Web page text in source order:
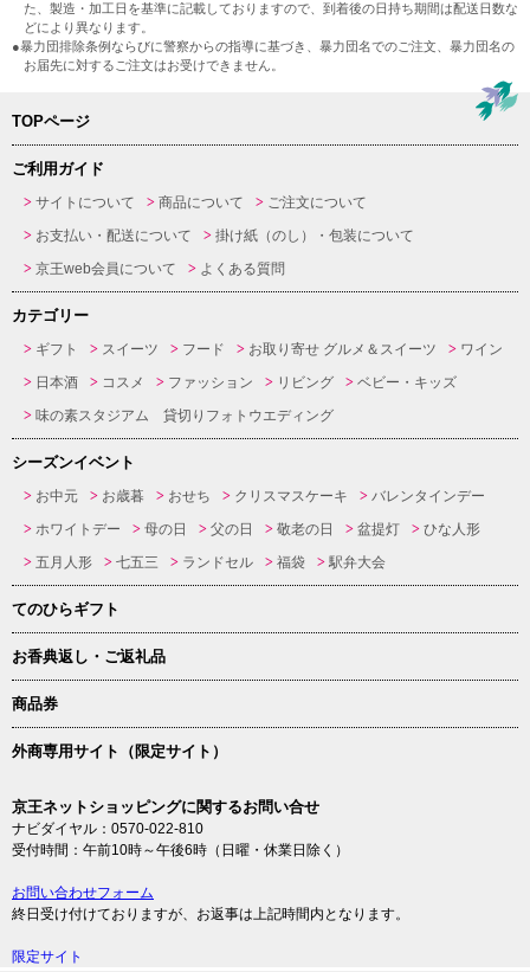
た、製造・加工日を基準に記載しておりますので、到着後の日持ち期間は配送日数な
どにより異なります。
●暴力団排除条例ならびに警察からの指導に基づき、暴力団名でのご注文、暴力団名の
お届先に対するご注文はお受けできません。
TOPページ
ご利用ガイド
サイトについて 商品について
ご注文について
お支払い・配送について
掛け紙（のし）・包装について
京王web会員について
よくある質問
カテゴリー
ギフト スイーツ フード お取り寄せ グルメ＆スイーツ
ワイン
日本酒
コスメ ファッション リビング
ベビー・キッズ
味の素スタジアム 貸切りフォトウエディング
シーズンイベント
お中元 お歳暮 おせち クリスマスケーキ
バレンタインデー
ホワイトデー
母の日 父の日 敬老の日 盆提灯
ひな人形
五月人形
七五三 ランドセル 福袋 駅弁大会
てのひらギフト
お香典返し・ご返礼品
商品券
外商専用サイト（限定サイト）
京王ネットショッピングに関するお問い合せ
ナビダイヤル：0570-022-810
受付時間：午前10時～午後6時（日曜・休業日除く）
お問い合わせフォーム
終日受け付けておりますが、お返事は上記時間内となります。
限定サイト